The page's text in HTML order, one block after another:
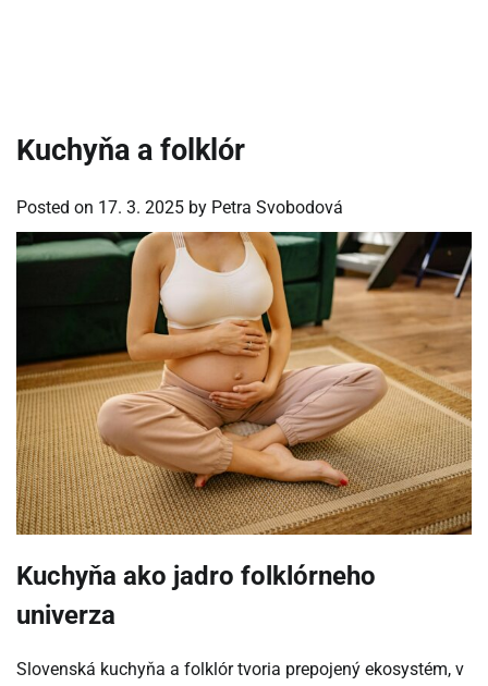
Kuchyňa a folklór
Posted on 17. 3. 2025 by Petra Svobodová
Kuchyňa ako jadro folklórneho
univerza
Slovenská kuchyňa a folklór tvoria prepojený ekosystém, v